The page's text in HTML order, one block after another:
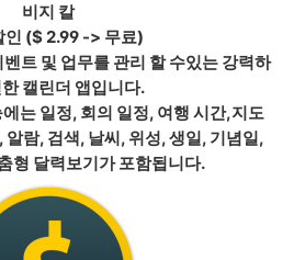
비지 칼
인 ($ 2.99 -> 무료)
트 및 업무를 관리 할 수있는 강력하
캘린더 앱입니다.
는 일정, 회의 일정, 여행 시간,지도
알람, 검색, 날씨, 위성, 생일, 기념일,
형 달력보기가 포함됩니다.